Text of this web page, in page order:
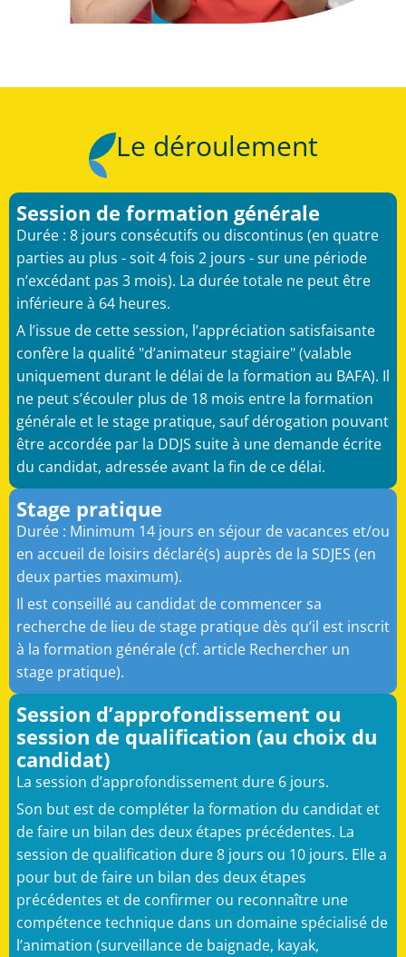
Le déroulement
Session de formation générale
Durée : 8 jours consécutifs ou discontinus (en quatre
parties au plus - soit 4 fois 2 jours - sur une période
n’excédant pas 3 mois). La durée totale ne peut être
inférieure à 64 heures. ​
A l’issue de cette session, l’appréciation satisfaisante
confère la qualité "d’animateur stagiaire" (valable
uniquement durant le délai de la formation au BAFA). Il
ne peut s’écouler plus de 18 mois entre la formation
générale et le stage pratique, sauf dérogation pouvant
être accordée par la DDJS suite à une demande écrite
du candidat, adressée avant la fin de ce délai.
Stage pratique
Durée : Minimum 14 jours en séjour de vacances et/ou
en accueil de loisirs déclaré(s) auprès de la SDJES (en
deux parties maximum).
Il est conseillé au candidat de commencer sa
recherche de lieu de stage pratique dès qu’il est inscrit
à la formation générale (cf. article Rechercher un
stage pratique).
Session d’approfondissement ou
session de qualification (au choix du
candidat)
La session d’approfondissement dure 6 jours. ​
Son but est de compléter la formation du candidat et
de faire un bilan des deux étapes précédentes. La
session de qualification dure 8 jours ou 10 jours. Elle a
pour but de faire un bilan des deux étapes
précédentes et de confirmer ou reconnaître une
compétence technique dans un domaine spécialisé de
l’animation (surveillance de baignade, kayak,